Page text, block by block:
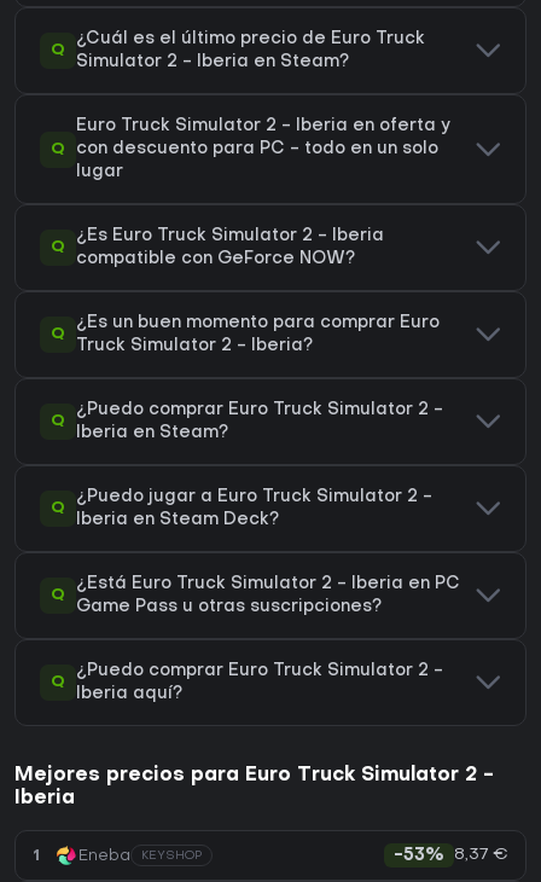
Q
¿Cuál es el último precio de Euro Truck
Simulator 2 - Iberia en Steam?
Q
Euro Truck Simulator 2 - Iberia en oferta y
con descuento para PC - todo en un solo
lugar
Q
¿Es Euro Truck Simulator 2 - Iberia
compatible con GeForce NOW?
Q
¿Es un buen momento para comprar Euro
Truck Simulator 2 - Iberia?
Q
¿Puedo comprar Euro Truck Simulator 2 -
Iberia en Steam?
Q
¿Puedo jugar a Euro Truck Simulator 2 -
Iberia en Steam Deck?
Q
¿Está Euro Truck Simulator 2 - Iberia en PC
Game Pass u otras suscripciones?
Q
¿Puedo comprar Euro Truck Simulator 2 -
Iberia aquí?
Mejores precios para Euro Truck Simulator 2 -
Iberia
1 Eneba KEYSHOP -53% 8,37 €